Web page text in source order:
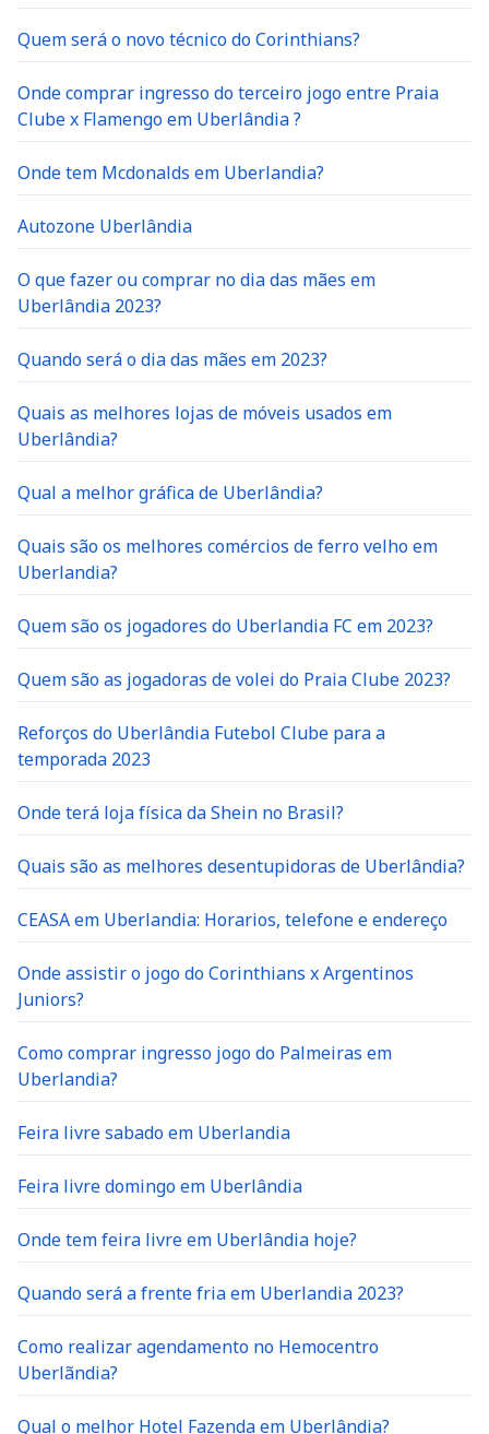
Quem será o novo técnico do Corinthians?
Onde comprar ingresso do terceiro jogo entre Praia
Clube x Flamengo em Uberlândia ?
Onde tem Mcdonalds em Uberlandia?
Autozone Uberlândia
O que fazer ou comprar no dia das mães em
Uberlândia 2023?
Quando será o dia das mães em 2023?
Quais as melhores lojas de móveis usados em
Uberlândia?
Qual a melhor gráfica de Uberlândia?
Quais são os melhores comércios de ferro velho em
Uberlandia?
Quem são os jogadores do Uberlandia FC em 2023?
Quem são as jogadoras de volei do Praia Clube 2023?
Reforços do Uberlândia Futebol Clube para a
temporada 2023
Onde terá loja física da Shein no Brasil?
Quais são as melhores desentupidoras de Uberlândia?
CEASA em Uberlandia: Horarios, telefone e endereço
Onde assistir o jogo do Corinthians x Argentinos
Juniors?
Como comprar ingresso jogo do Palmeiras em
Uberlandia?
Feira livre sabado em Uberlandia
Feira livre domingo em Uberlândia
Onde tem feira livre em Uberlândia hoje?
Quando será a frente fria em Uberlandia 2023?
Como realizar agendamento no Hemocentro
Uberlãndia?
Qual o melhor Hotel Fazenda em Uberlândia?